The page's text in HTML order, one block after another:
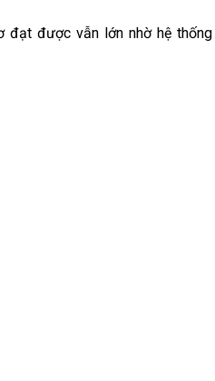
đạt được vẫn lớn nhờ hệ